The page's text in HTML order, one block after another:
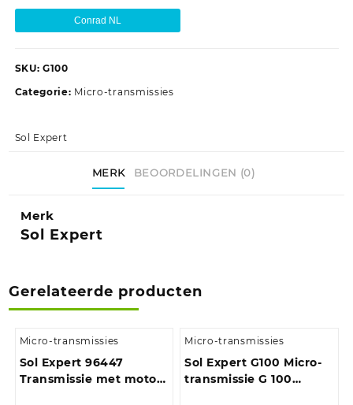
Conrad NL
SKU: G100
Categorie: Micro-transmissies
Sol Expert
MERK BEOORDELINGEN (0)
Merk
Sol Expert
Gerelateerde producten
Micro-transmissies
Sol Expert 96447
Transmissie met motor
Micro-transmissies
Sol Expert G100 Micro-
transmissie G 100